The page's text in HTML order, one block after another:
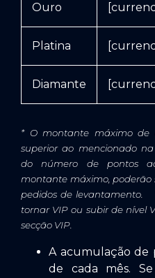
Ouro
Platina
Diamante
* O montante máximo de
superior ao mencionado
do número de pontos
montante máximo, poderão
pedidos de levantamento.
tornar VIP ou subir de nível
secção VIP
A acumulação de
de cada mês.